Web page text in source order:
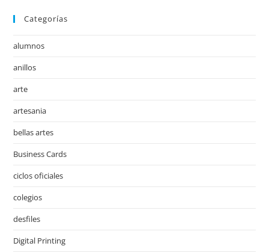
Categorías
alumnos
anillos
arte
artesania
bellas artes
Business Cards
ciclos oficiales
colegios
desfiles
Digital Printing